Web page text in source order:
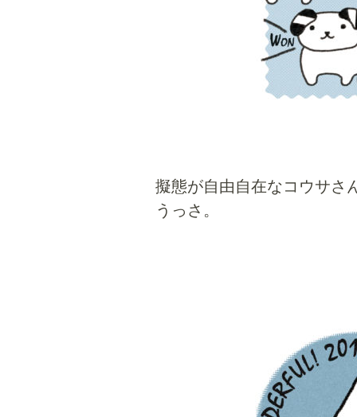
擬態が自由自在なコウサさ
うっさ。